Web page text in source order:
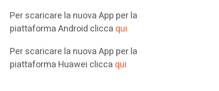
Per scaricare la nuova App per la
piattaforma Android clicca qui
Per scaricare la nuova App per la
piattaforma Huawei clicca qui